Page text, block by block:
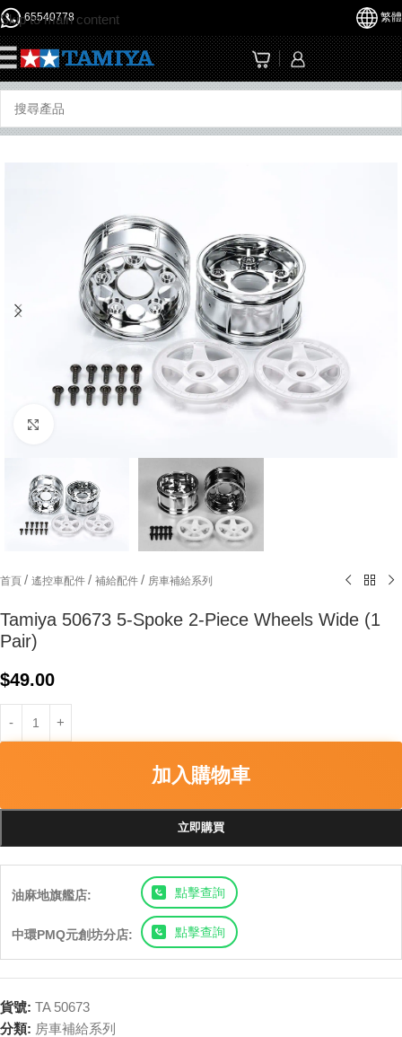
Skip to main content
65540778 繁體
首頁 / 遙控車配件 / 補給配件 / 房車補給系列
Tamiya 50673 5-Spoke 2-Piece Wheels Wide (1
Pair)
$49.00
加入購物車
立即購買
油麻地旗艦店: 點擊查詢
中環PMQ元創坊分店: 點擊查詢
貨號: TA 50673
分類: 房車補給系列